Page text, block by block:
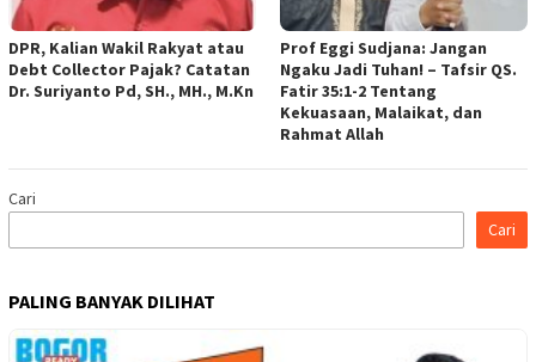
DPR, Kalian Wakil Rakyat atau
Debt Collector Pajak? Catatan
Dr. Suriyanto Pd, SH., MH., M.Kn
Prof Eggi Sudjana: Jangan
Ngaku Jadi Tuhan! – Tafsir QS.
Fatir 35:1-2 Tentang
Kekuasaan, Malaikat, dan
Rahmat Allah
Cari
Cari
PALING BANYAK DILIHAT